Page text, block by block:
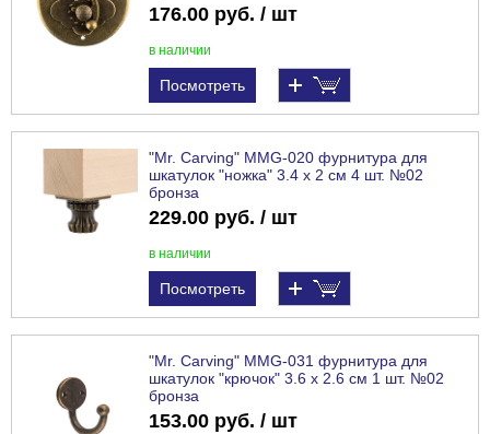
176.00 руб. / шт
в наличии
Посмотреть
"Mr. Carving" MMG-020 фурнитура для
шкатулок "ножка" 3.4 x 2 см 4 шт. №02
бронза
229.00 руб. / шт
в наличии
Посмотреть
"Mr. Carving" MMG-031 фурнитура для
шкатулок "крючок" 3.6 x 2.6 см 1 шт. №02
бронза
153.00 руб. / шт